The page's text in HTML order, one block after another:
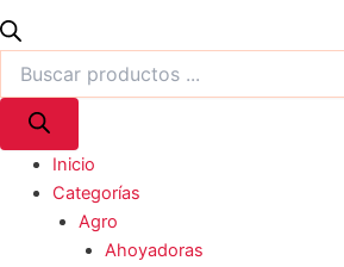
Inicio
Categorías
Agro
Ahoyadoras